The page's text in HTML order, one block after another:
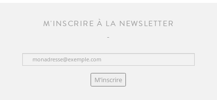
M'INSCRIRE À LA NEWSLETTER
M’inscrire